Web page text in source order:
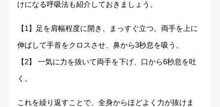
けになる呼吸法も紹介しておきましょう。
【1】足を肩幅程度に開き、まっすぐ立つ。両手を上に
伸ばして手首をクロスさせ、鼻から3秒息を吸う。
【2】 一気に力を抜いて両手を下げ、口から6秒息を吐
く。
これを繰り返すことで、全身からほどよく力が抜けま